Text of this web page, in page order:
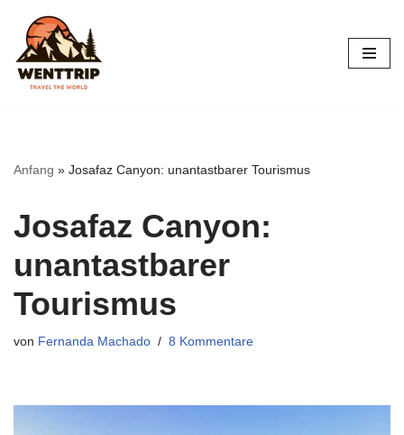
Zum
Inhalt
springen
Anfang » Josafaz Canyon: unantastbarer Tourismus
Josafaz Canyon:
unantastbarer
Tourismus
von Fernanda Machado 8 Kommentare